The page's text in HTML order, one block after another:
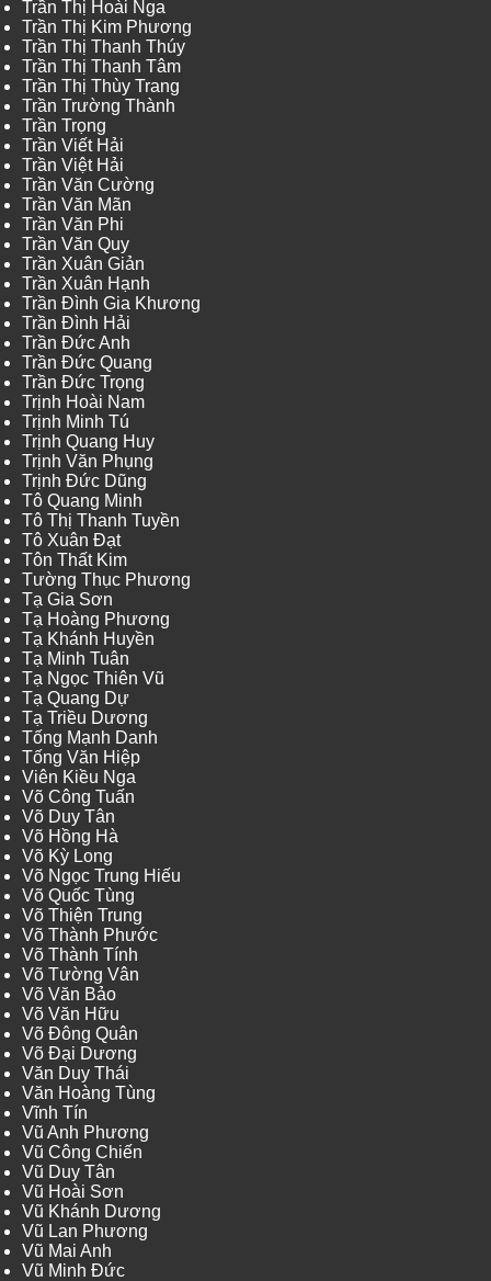
Trần Thị Hoài Nga
Trần Thị Kim Phương
Trần Thị Thanh Thúy
Trần Thị Thanh Tâm
Trần Thị Thùy Trang
Trần Trường Thành
Trần Trọng
Trần Viết Hải
Trần Việt Hải
Trần Văn Cường
Trần Văn Mãn
Trần Văn Phi
Trần Văn Quy
Trần Xuân Giản
Trần Xuân Hạnh
Trần Đình Gia Khương
Trần Đình Hải
Trần Đức Anh
Trần Đức Quang
Trần Đức Trọng
Trịnh Hoài Nam
Trịnh Minh Tú
Trịnh Quang Huy
Trịnh Văn Phụng
Trịnh Đức Dũng
Tô Quang Minh
Tô Thị Thanh Tuyền
Tô Xuân Đạt
Tôn Thất Kim
Tường Thục Phương
Tạ Gia Sơn
Tạ Hoàng Phương
Tạ Khánh Huyền
Tạ Minh Tuân
Tạ Ngọc Thiên Vũ
Tạ Quang Dự
Tạ Triều Dương
Tống Mạnh Danh
Tống Văn Hiệp
Viên Kiều Nga
Võ Công Tuấn
Võ Duy Tân
Võ Hồng Hà
Võ Kỳ Long
Võ Ngọc Trung Hiếu
Võ Quốc Tùng
Võ Thiện Trung
Võ Thành Phước
Võ Thành Tính
Võ Tường Vân
Võ Văn Bảo
Võ Văn Hữu
Võ Đông Quân
Võ Đại Dương
Văn Duy Thái
Văn Hoàng Tùng
Vĩnh Tín
Vũ Anh Phương
Vũ Công Chiến
Vũ Duy Tân
Vũ Hoài Sơn
Vũ Khánh Dương
Vũ Lan Phương
Vũ Mai Anh
Vũ Minh Đức